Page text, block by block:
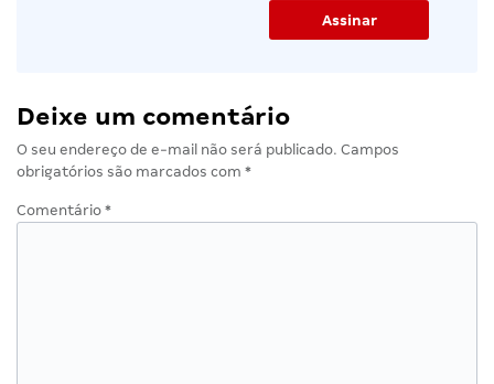
Deixe um comentário
O seu endereço de e-mail não será publicado. Campos
obrigatórios são marcados com *
Comentário *